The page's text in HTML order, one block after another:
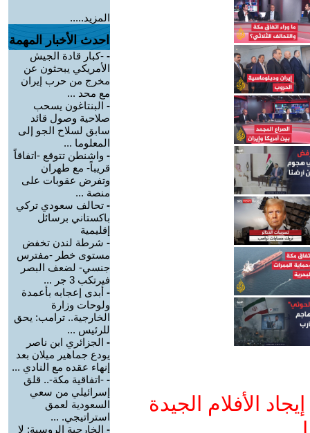
الأفلام الجيدة
المزيد.....
احدث الأخبار المهمة
- -كبار قادة الجيش
الأمريكي يبحثون عن
مخرج من حرب إيران
مع محد ...
- البنتاغون يسحب
صلاحية وصول قائد
سابق لسلاح الجو إلى
المعلوما ...
- واشنطن تتوقع -اتفاقاً
قريباً- مع طهران
وتفرض عقوبات على
منصة ...
- تحالف سعودي تركي
باكستاني برسائل
إقليمية
- شرطة لندن تخفض
مستوى خطر -مفترس
جنسي- لضعف البصر
فيرتكب 3 جر ...
- أبدى إعجابه بأعمدة
ولوحات وزارة
الخارجية.. ترامب: يحق
للرئيس ...
- الجزائري ابن ناصر
يودع جماهير ميلان بعد
إنهاء عقده مع النادي ...
- -اتفاقية مكة-.. قلق
إسرائيلي من سعي
السعودية لعمق
استراتيجي. ...
- الخارجية الروسية: لا